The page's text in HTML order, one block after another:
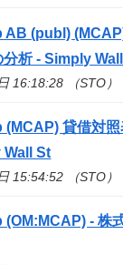
AB (publ)
分析 - Simply
16:18:28 （STO）
(MCAP) 貸借対
Wall St
15:54:52 （STO）
(OM:MCAP) - 株